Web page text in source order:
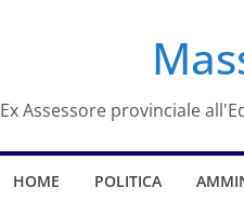
Ex Assessore provinciale
HOME POLITICA